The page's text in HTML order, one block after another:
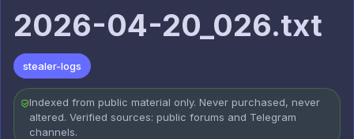
2026-04-20_026.txt
stealer-logs
Indexed from public material only. Never purchased, never
altered. Verified sources: public forums and Telegram
channels.